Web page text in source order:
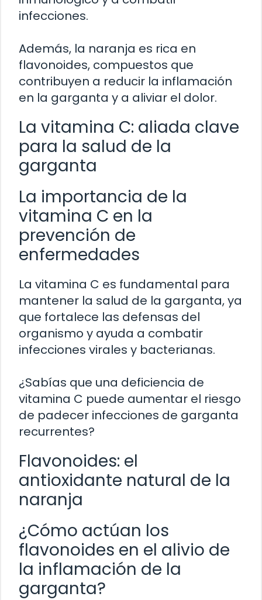
infecciones.
Además, la naranja es rica en
flavonoides, compuestos que
contribuyen a reducir la inflamación
en la garganta y a aliviar el dolor.
La vitamina C: aliada clave
para la salud de la
garganta
La importancia de la
vitamina C en la
prevención de
enfermedades
La vitamina C es fundamental para
mantener la salud de la garganta, ya
que fortalece las defensas del
organismo y ayuda a combatir
infecciones virales y bacterianas.
¿Sabías que una deficiencia de
vitamina C puede aumentar el riesgo
de padecer infecciones de garganta
recurrentes?
Flavonoides: el
antioxidante natural de la
naranja
¿Cómo actúan los
flavonoides en el alivio de
la inflamación de la
garganta?